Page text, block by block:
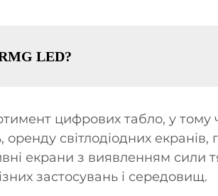
LED?
цифрових табло, у тому
світлодіодних екранів,
екрани з виявленням
застосувань і середовищ.